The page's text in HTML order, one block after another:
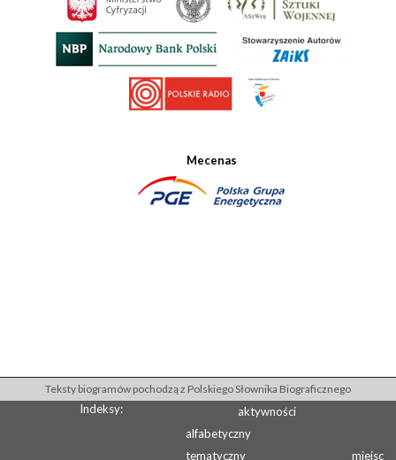
Mecenas
Teksty biogramów pochodzą z Polskiego Słownika Biograficznego
Indeksy:
aktywności
alfabetyczny
tematyczny
miejsc